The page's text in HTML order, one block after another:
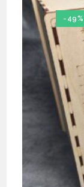
-49%